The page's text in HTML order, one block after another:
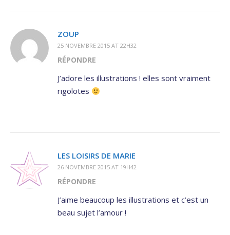
ZOUP
25 NOVEMBRE 2015 AT 22H32
RÉPONDRE
J’adore les illustrations ! elles sont vraiment
rigolotes
LES LOISIRS DE MARIE
26 NOVEMBRE 2015 AT 19H42
RÉPONDRE
J’aime beaucoup les illustrations et c’est un
beau sujet l’amour !